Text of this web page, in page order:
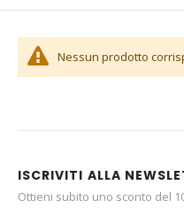
Nessun prodotto
ISCRIVITI ALLA
Ottieni subito uno sconto del